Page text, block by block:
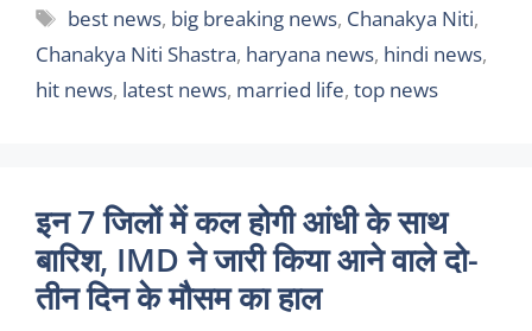
Tags
best news, big breaking news, Chanakya Niti,
Chanakya Niti Shastra, haryana news, hindi news,
hit news, latest news, married life, top news
इन 7 जिलों में कल होगी आंधी के साथ
बारिश, IMD ने जारी किया आने वाले दो-
तीन दिन के मौसम का हाल